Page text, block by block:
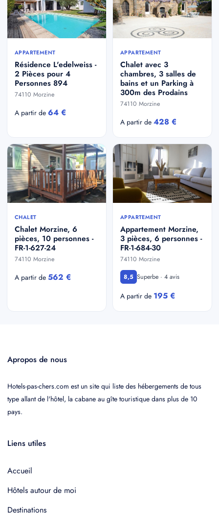
APPARTEMENT
Résidence L'edelweiss -
2 Pièces pour 4
Personnes 894
74110 Morzine
A partir de 64 €
APPARTEMENT
Chalet avec 3
chambres, 3 salles de
bains et un Parking à
300m des Prodains
74110 Morzine
A partir de 428 €
CHALET
Chalet Morzine, 6
pièces, 10 personnes -
FR-1-627-24
74110 Morzine
A partir de 562 €
APPARTEMENT
Appartement Morzine,
3 pièces, 6 personnes -
FR-1-684-30
74110 Morzine
8,5 Superbe · 4 avis
A partir de 195 €
Apropos de nous
Hotels-pas-chers.com est un site qui liste des hébergements de tous
type allant de l'hôtel, la cabane au gîte touristique dans plus de 10
pays.
Liens utiles
Accueil
Hôtels autour de moi
Destinations